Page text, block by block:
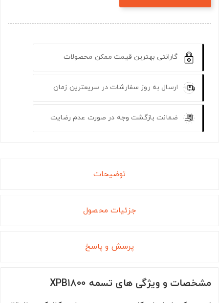
گارانتی بهترین قیمت ممکن محصولات
ارسال به روز سفارشات در سریعترین زمان
ضمانت بازگشت وجه در صورت عدم رضایت
توضیحات
جزئیات محصول
پرسش و پاسخ
مشخصات و ویژگی های تسمه XPB1800